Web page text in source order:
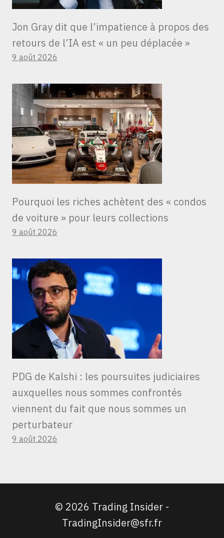
Jon Gray dit que l’impatience à propos des
retours de l’IA est « un peu déplacée »
9 août 2026
Pourquoi les riches achètent des « condos
de voiture » ​​pour leurs collections
9 août 2026
PDG de Kalshi : les poursuites judiciaires
auxquelles nous sommes confrontés
viennent du fait que nous sommes un
perturbateur
9 août 2026
© 2026 Trading Insider -
TradingInsider@sfr.fr